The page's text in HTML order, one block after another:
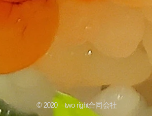
© 2020 two right合同会社